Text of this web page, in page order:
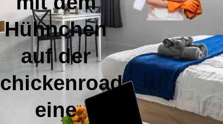
Hühnchen
auf der
chickenroad,
eine